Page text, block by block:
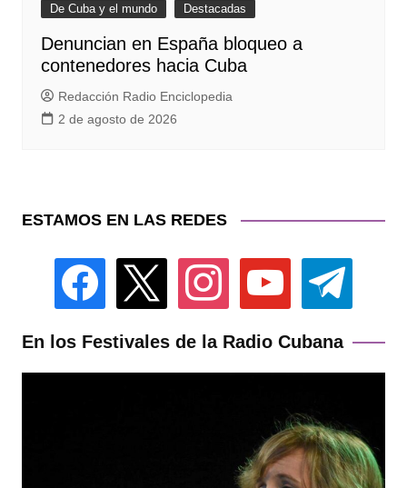
De Cuba y el mundo Destacadas
Denuncian en España bloqueo a
contenedores hacia Cuba
Redacción Radio Enciclopedia
2 de agosto de 2026
ESTAMOS EN LAS REDES
facebook instagram youtube telegram
En los Festivales de la Radio Cubana